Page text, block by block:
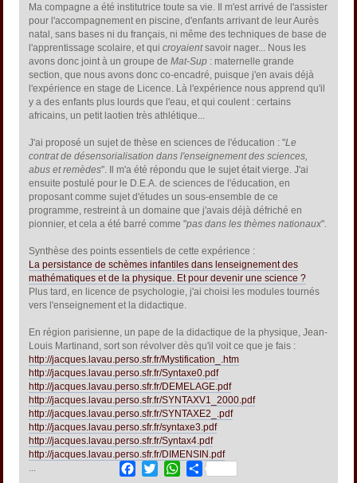
Ma compagne a été institutrice toute sa vie. Il m'est arrivé de l'assister
pour l'accompagnement en piscine, d'enfants arrivant de leur Aurès
natal, sans bases ni du français, ni même des techniques de base de
l'apprentissage scolaire, et quicroyaientsavoir nager... Nous les
avons donc joint à un groupe deMat-Sup : maternelle grande
section, que nous avons donc co-encadré, puisque j'en avais déjà
l'expérience en stage de Licence. Là l'expérience nous apprend qu'il
y a des enfants plus lourds que l'eau, et qui coulent : certains
africains, un petit laotien très athlétique...
J'ai proposé un sujet de thèse en sciences de l'éducation : "Le
contrat de désensorialisation dans l'enseignement des sciences,
abus et remèdes". Il m'a été répondu que le sujet était vierge. J'ai
ensuite postulé pour le D.E.A. de sciences de l'éducation, en
proposant comme sujet d'études un sous-ensemble de ce
programme, restreint à un domaine que j'avais déjà défriché en
pionnier, et cela a été barré comme "pas dans les thèmes nationaux".
Synthèse des points essentiels de cette expérience :
La persistance de schèmes infantiles dans lenseignement des
mathématiques et de la physique. Et pour devenir une science ?
Plus tard, en licence de psychologie, j'ai choisi les modules tournés
vers l'enseignement et la didactique.
En région parisienne, un pape de la didactique de la physique, Jean-
Louis Martinand, sort son révolver dès qu'il voit ce que je fais :
http://jacques.lavau.perso.sfr.fr/Mystification_.htm
http://jacques.lavau.perso.sfr.fr/Syntaxe0.pdf
http://jacques.lavau.perso.sfr.fr/DEMELAGE.pdf
http://jacques.lavau.perso.sfr.fr/SYNTAXV1_2000.pdf
http://jacques.lavau.perso.sfr.fr/SYNTAXE2_.pdf
http://jacques.lavau.perso.sfr.fr/syntaxe3.pdf
http://jacques.lavau.perso.sfr.fr/Syntax4.pdf
http://jacques.lavau.perso.sfr.fr/DIMENSIN.pdf
...
Facebook
Twitter WhatsApp
Share